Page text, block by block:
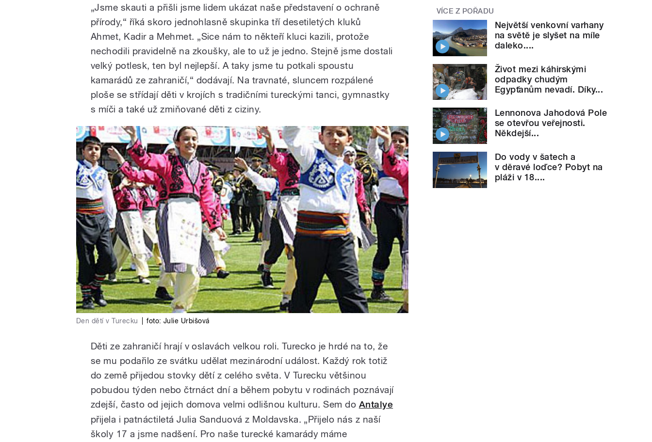
„Jsme skauti a přišli jsme lidem ukázat naše představení o ochraně
přírody,“ říká skoro jednohlasně skupinka tří desetiletých kluků
Ahmet, Kadir a Mehmet. „Sice nám to někteří kluci kazili, protože
nechodili pravidelně na zkoušky, ale to už je jedno. Stejně jsme dostali
velký potlesk, ten byl nejlepší. A taky jsme tu potkali spoustu
kamarádů ze zahraničí,“ dodávají. Na travnaté, sluncem rozpálené
ploše se střídají děti v krojích s tradičními tureckými tanci, gymnastky
s míči a také už zmiňované děti z ciziny.
Den dětí v Turecku foto:Julie Urbišová
Děti ze zahraničí hrají v oslavách velkou roli. Turecko je hrdé na to, že
se mu podařilo ze svátku udělat mezinárodní událost. Každý rok totiž
do země přijedou stovky dětí z celého světa. V Turecku většinou
pobudou týden nebo čtrnáct dní a během pobytu v rodinách poznávají
zdejší, často od jejich domova velmi odlišnou kulturu. Sem do Antalye
přijela i patnáctiletá Julia Sanduová z Moldavska. „Přijelo nás z naší
školy 17 a jsme nadšení. Pro naše turecké kamarády máme
VÍCE Z POŘADU
Největší venkovní varhany
na světě je slyšet na míle
daleko....
Život mezi káhirskými
odpadky chudým
Egypťanům nevadí. Díky...
Lennonova Jahodová Pole
se otevřou veřejnosti.
Někdejší...
Do vody v šatech a
v děravé loďce? Pobyt na
pláži v 18....